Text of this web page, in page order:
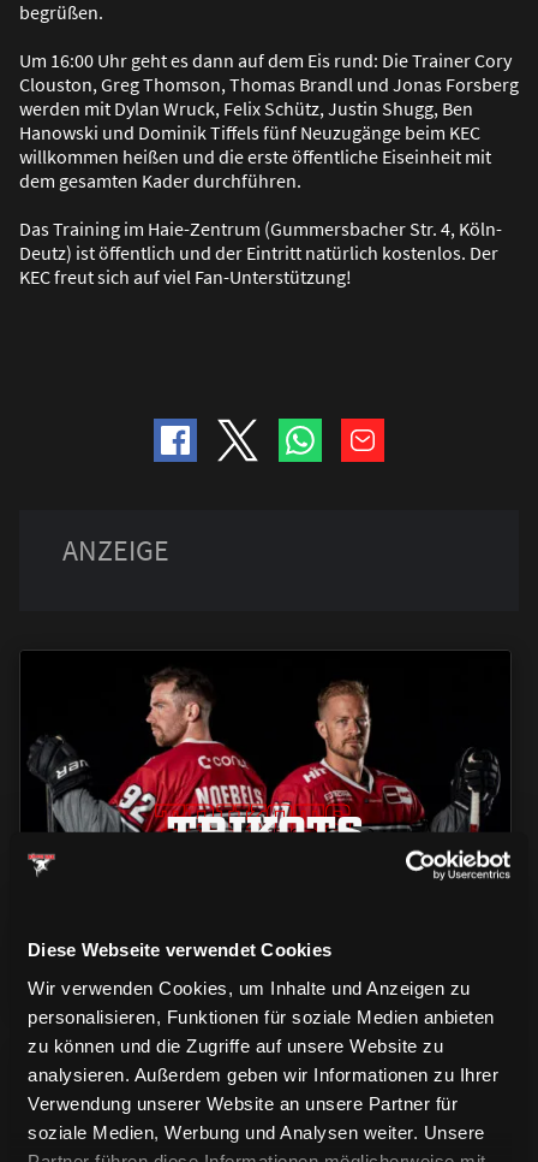
Diese Webseite verwendet Cookies
Wir verwenden Cookies, um Inhalte und Anzeigen zu
personalisieren, Funktionen für soziale Medien anbieten
zu können und die Zugriffe auf unsere Website zu
analysieren. Außerdem geben wir Informationen zu Ihrer
Verwendung unserer Website an unsere Partner für
soziale Medien, Werbung und Analysen weiter. Unsere
begrüßen.
Um 16:00 Uhr geht es dann auf dem Eis rund: Die Trainer Cory
Clouston, Greg Thomson, Thomas Brandl und Jonas Forsberg
werden mit Dylan Wruck, Felix Schütz, Justin Shugg, Ben
Hanowski und Dominik Tiffels fünf Neuzugänge beim KEC
willkommen heißen und die erste öffentliche Eiseinheit mit
dem gesamten Kader durchführen.
Das Training im Haie-Zentrum (Gummersbacher Str. 4, Köln-
Deutz) ist öffentlich und der Eintritt natürlich kostenlos. Der
KEC freut sich auf viel Fan-Unterstützung!
TRIKOTS
TRIKOTS
TRIKOTS